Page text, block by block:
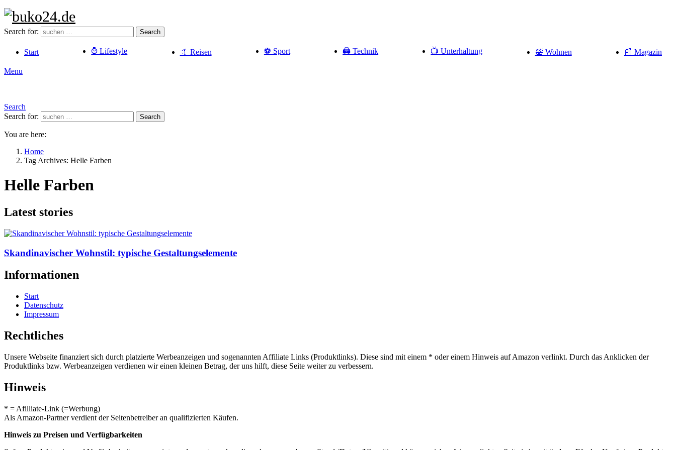
Search for: Search
Start ⌚️ Lifestyle 🤙 Reisen ⚽️ Sport 🖨️ Technik 📺 Unterhaltung 🛀 Wohnen 📰 Magazin
Menu
Search
Search for:
Search
You are here:
Home
Tag Archives: Helle Farben
Helle Farben
Latest stories
Skandinavischer Wohnstil: typische Gestaltungselemente
Informationen
Start
Datenschutz
Impressum
Rechtliches
Unsere Webseite finanziert sich durch platzierte Werbeanzeigen und sogenannten Affiliate Links (Produktlinks). Diese sind mit einem * oder einem Hinweis auf Amazon verlinkt. Durch das Anklicken der
Produktlinks bzw. Werbeanzeigen verdienen wir einen kleinen Betrag, der uns hilft, diese Seite weiter zu verbessern.
Hinweis
* = Afilliate-Link (=Werbung)
Als Amazon-Partner verdient der Seitenbetreiber an qualifizierten Käufen.
Hinweis zu Preisen und Verfügbarkeiten